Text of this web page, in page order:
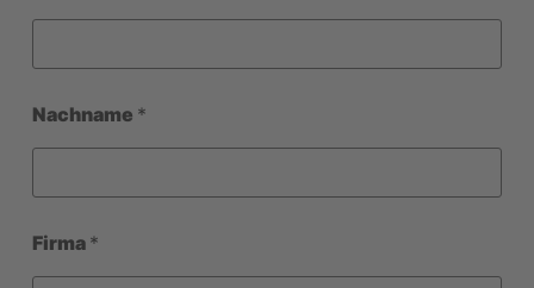
Nachname *
Firma *